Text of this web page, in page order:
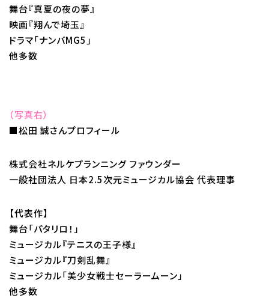
舞台『真夏の夜の夢』
映画『翔んで埼玉』
ドラマ「ナンバMG5」
他多数
（写真右）
■松田 誠さんプロフィール
株式会社ネルケプランニング ファウンダー
一般社団法人 日本2.5次元ミュージカル協会 代表理事
【代表作】
舞台「パタリロ！」
ミュージカル『テニスの王子様』
ミュージカル『⼑剣乱舞』
ミュージカル「美少⼥戦⼠セーラームーン」
他多数